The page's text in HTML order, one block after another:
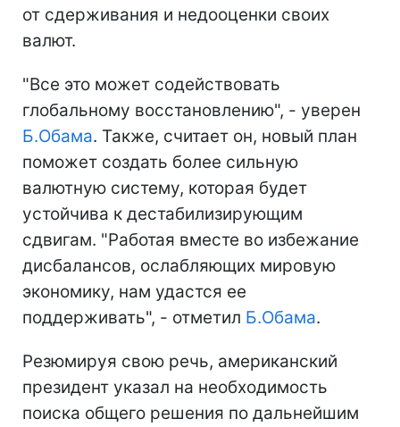
от сдерживания и недооценки своих
валют.
"Все это может содействовать
глобальному восстановлению", - уверен
Б.Обама. Также, считает он, новый план
поможет создать более сильную
валютную систему, которая будет
устойчива к дестабилизирующим
сдвигам. "Работая вместе во избежание
дисбалансов, ослабляющих мировую
экономику, нам удастся ее
поддерживать", - отметил Б.Обама.
Резюмируя свою речь, американский
президент указал на необходимость
поиска общего решения по дальнейшим